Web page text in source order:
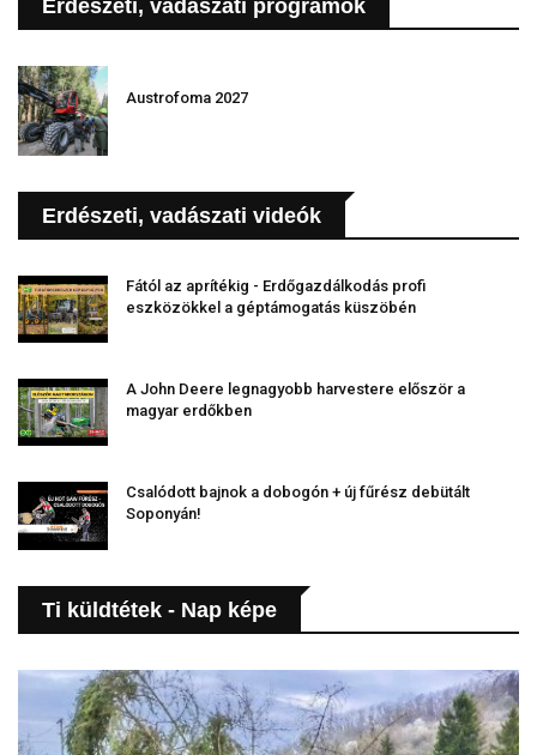
Erdészeti, vadászati programok
Austrofoma 2027
Erdészeti, vadászati videók
Fától az aprítékig - Erdőgazdálkodás profi
eszközökkel a géptámogatás küszöbén
A John Deere legnagyobb harvestere először a
magyar erdőkben
Csalódott bajnok a dobogón + új fűrész debütált
Soponyán!
Ti küldtétek - Nap képe